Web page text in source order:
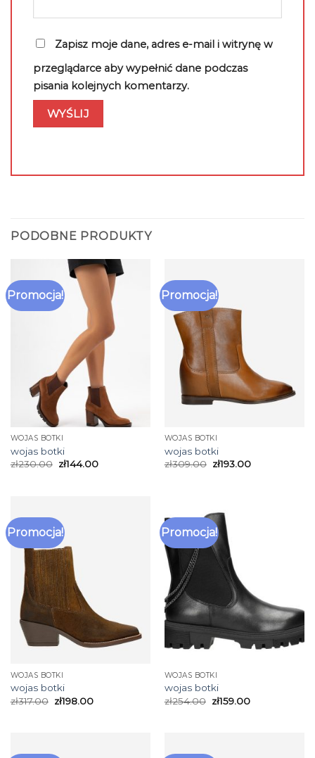
Zapisz moje dane, adres e-mail i witrynę w
przeglądarce aby wypełnić dane podczas
pisania kolejnych komentarzy.
PODOBNE PRODUKTY
Promocja!
WOJAS BOTKI
wojas botki
zł230.00 zł144.00
Promocja!
WOJAS BOTKI
wojas botki
zł309.00 zł193.00
Promocja!
WOJAS BOTKI
wojas botki
zł317.00 zł198.00
Promocja!
WOJAS BOTKI
wojas botki
zł254.00 zł159.00